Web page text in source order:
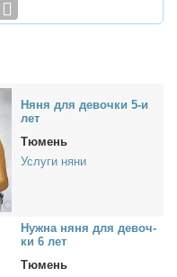
Ня­ня для де­воч­ки 5-и
лет
Тюмень
Услуги няни
Нуж­на ня­ня для де­воч­
ки 6 лет
Тюмень